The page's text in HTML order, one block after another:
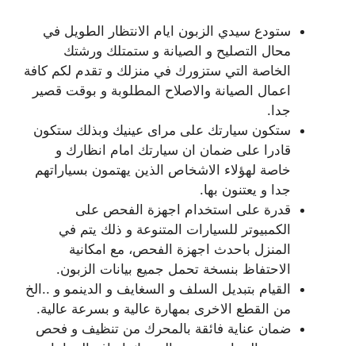
ستودع سيدي الزبون ايام الانتظار الطويل في
محال التصليح و الصيانة و ستمتلك ورشتك
الخاصة التي ستزورك في منزلك و تقدم لكم كافة
اعمال الصيانة والاصلاح المطلوبة و بوقت قصير
جدا.
ستكون سيارتك على مراى عينيك وبذلك ستكون
قادرا على ضمان ان سيارتك امام انظارك و
خاصة لهؤلاء الاشخاص الذين يهتمون بسياراتهم
جدا و يعتنون بها.
قدرة على استخدام اجهزة الفحص على
الكمبيوتر للسيارات المتنوعة و ذلك يتم في
المنزل باحدث اجهزة الفحص، مع امكانية
الاحتفاظ بنسخة تحمل جميع بيانات الزبون.
القيام بتبديل السلف و السغايف و الدينمو و ..الخ
من القطع الاخرى بمهارة عالية و بسرعة عالية.
ضمان عناية فائقة بالمحرك من تنظيف و فحص